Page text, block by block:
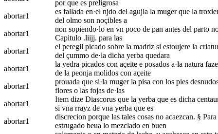
por que es preligrosa
abortar1
es fallada en·el njdo del agujla la muger que la
del olmo son noçibles a
abortar1
non sopiendo·lo en vn poco de pan antes del parto
Capitulo .liijj. para las
abortar1
el peregil picado sobre la madriz si estoujere la
del çummo de·la dicha yerba quedara
abortar1
la yedra picados con açeite e posados a·la natura
de la peonja molidos con açeite
abortar1
prouada que si·la muger la pisa con los pies
flores o las fojas de·las
abortar1
Item dize Diascorus que la yerba que es dicha
si vna rrayz de vna yerba que es
abortar1
discrecion porque las tales cosas no acaezcan. §
estrugado beua lo mezclado en buen